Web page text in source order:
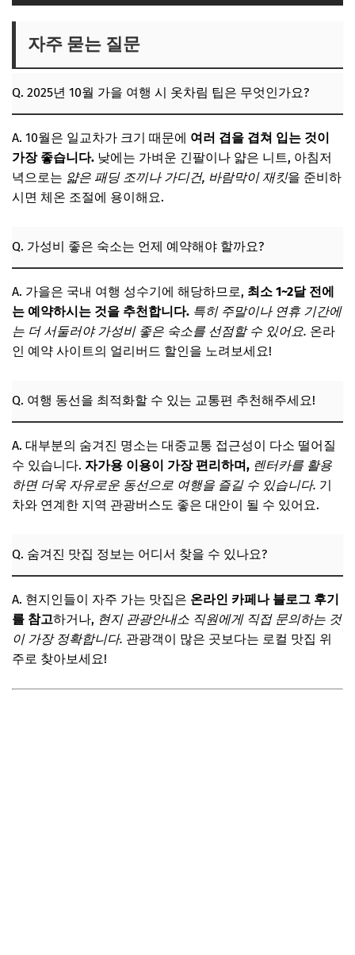
자주 묻는 질문
Q. 2025년 10월 가을 여행 시 옷차림 팁은 무엇인가요?
A. 10월은 일교차가 크기 때문에 여러 겹을 겹쳐 입는 것이
가장 좋습니다. 낮에는 가벼운 긴팔이나 얇은 니트, 아침저
녁으로는 얇은 패딩 조끼나 가디건, 바람막이 재킷을 준비하
시면 체온 조절에 용이해요.
Q. 가성비 좋은 숙소는 언제 예약해야 할까요?
A. 가을은 국내 여행 성수기에 해당하므로, 최소 1~2달 전에
는 예약하시는 것을 추천합니다. 특히 주말이나 연휴 기간에
는 더 서둘러야 가성비 좋은 숙소를 선점할 수 있어요. 온라
인 예약 사이트의 얼리버드 할인을 노려보세요!
Q. 여행 동선을 최적화할 수 있는 교통편 추천해주세요!
A. 대부분의 숨겨진 명소는 대중교통 접근성이 다소 떨어질
수 있습니다. 자가용 이용이 가장 편리하며, 렌터카를 활용
하면 더욱 자유로운 동선으로 여행을 즐길 수 있습니다. 기
차와 연계한 지역 관광버스도 좋은 대안이 될 수 있어요.
Q. 숨겨진 맛집 정보는 어디서 찾을 수 있나요?
A. 현지인들이 자주 가는 맛집은 온라인 카페나 블로그 후기
를 참고하거나, 현지 관광안내소 직원에게 직접 문의하는 것
이 가장 정확합니다. 관광객이 많은 곳보다는 로컬 맛집 위
주로 찾아보세요!